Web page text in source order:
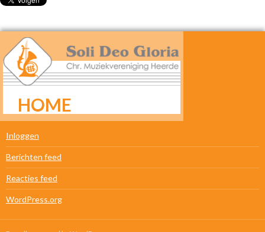
HOME
META
Inloggen
Berichten feed
Reacties feed
WordPress.org